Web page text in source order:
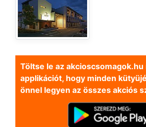
Töltse le az akcioscsomagok.hu
applikációt, hogy minden
önnel legyen az összes akciós